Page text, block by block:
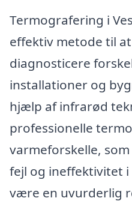
Termografering i
effektiv metode til
diagnosticere
installationer og
hjælp af infrarød
professionelle
varmeforskelle,
fejl og ineffektivitet i
være en uvurderlig